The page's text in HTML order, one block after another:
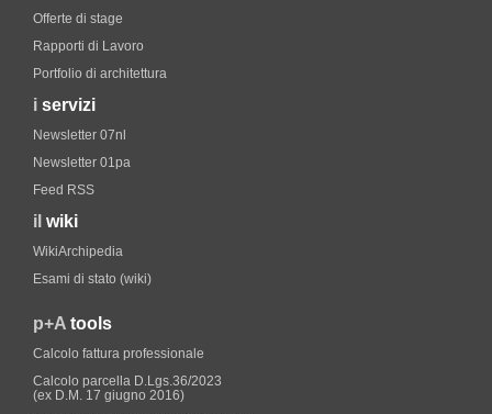
Offerte di stage
Rapporti di Lavoro
Portfolio di architettura
i servizi
Newsletter 07nl
Newsletter 01pa
Feed RSS
il wiki
WikiArchipedia
Esami di stato (wiki)
p+A tools
Calcolo fattura professionale
Calcolo parcella D.Lgs.36/2023
(ex D.M. 17 giugno 2016)